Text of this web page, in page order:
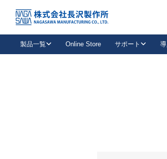
製品一覧 Online Store サポート
KSS加盟店・取扱店情報
店舗一覧